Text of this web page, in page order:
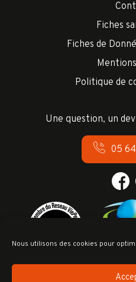
Nous utilisons des cookies pour
Fiches
Fiches de
Politique de
Une question, un
05 64